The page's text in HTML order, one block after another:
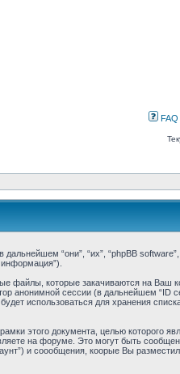
FAQ
“они”, “их”, “phpBB software”,
файлы, которые закачиваются на Ваш
анонимной сессии (в дальнейшем “ID
использоваться для хранения
этого документа, целью которого
на форуме. Это могут быть
и соообщения, коорые Вы